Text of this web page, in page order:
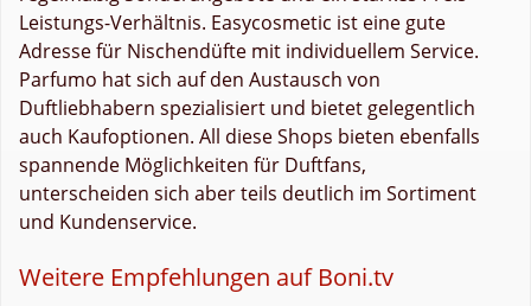
Leistungs-Verhältnis. Easycosmetic ist eine gute
Adresse für Nischendüfte mit individuellem Service.
Parfumo hat sich auf den Austausch von
Duftliebhabern spezialisiert und bietet gelegentlich
auch Kaufoptionen. All diese Shops bieten ebenfalls
spannende Möglichkeiten für Duftfans,
unterscheiden sich aber teils deutlich im Sortiment
und Kundenservice.
Weitere Empfehlungen auf Boni.tv